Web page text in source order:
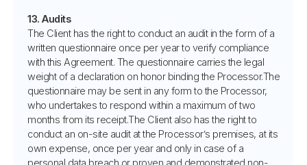
13. Audits
The Client has the right to conduct an audit in the form of a
written questionnaire once per year to verify compliance
with this Agreement. The questionnaire carries the legal
weight of a declaration on honor binding the Processor.The
questionnaire may be sent in any form to the Processor,
who undertakes to respond within a maximum of two
months from its receipt.The Client also has the right to
conduct an on-site audit at the Processor’s premises, at its
own expense, once per year and only in case of a
personal data breach or proven and demonstrated non-